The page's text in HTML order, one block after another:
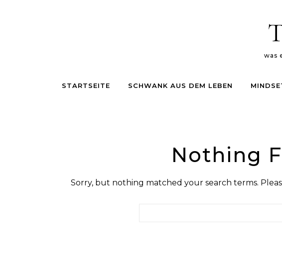
was
STARTSEITE SCHWANK AUS DEM LEBEN
Nothing
Sorry, but nothing matched your search terms.